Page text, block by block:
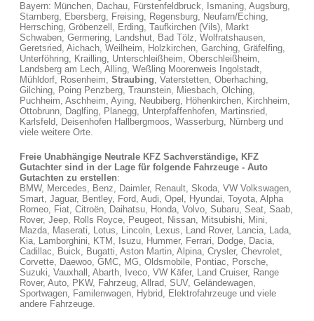
Bayern: München, Dachau, Fürstenfeldbruck, Ismaning, Augsburg,
Starnberg, Ebersberg, Freising, Regensburg, Neufarn/Eching,
Herrsching, Gröbenzell, Erding, Taufkirchen (Vils), Markt
Schwaben, Germering, Landshut, Bad Tölz, Wolfratshausen,
Geretsried, Aichach, Weilheim, Holzkirchen, Garching, Gräfelfing,
Unterföhring, Krailling, Unterschleißheim, Oberschleißheim,
Landsberg am Lech, Alling, Weßling Moorenweis Ingolstadt,
Mühldorf, Rosenheim, Straubing, Vaterstetten, Oberhaching,
Gilching, Poing Penzberg, Traunstein, Miesbach, Olching,
Puchheim, Aschheim, Aying, Neubiberg, Höhenkirchen, Kirchheim,
Ottobrunn, Daglfing, Planegg, Unterpfaffenhofen, Martinsried,
Karlsfeld, Deisenhofen Hallbergmoos, Wasserburg, Nürnberg und
viele weitere Orte.
Freie Unabhängige Neutrale KFZ Sachverständige, KFZ
Gutachter sind in der Lage für folgende Fahrzeuge - Auto
Gutachten zu erstellen:
BMW, Mercedes, Benz, Daimler, Renault, Skoda, VW Volkswagen,
Smart, Jaguar, Bentley, Ford, Audi, Opel, Hyundai, Toyota, Alpha
Romeo, Fiat, Citroën, Daihatsu, Honda, Volvo, Subaru, Seat, Saab,
Rover, Jeep, Rolls Royce, Peugeot, Nissan, Mitsubishi, Mini,
Mazda, Maserati, Lotus, Lincoln, Lexus, Land Rover, Lancia, Lada,
Kia, Lamborghini, KTM, Isuzu, Hummer, Ferrari, Dodge, Dacia,
Cadillac, Buick, Bugatti, Aston Martin, Alpina, Crysler, Chevrolet,
Corvette, Daewoo, GMC, MG, Oldsmobile, Pontiac, Porsche,
Suzuki, Vauxhall, Abarth, Iveco, VW Käfer, Land Cruiser, Range
Rover, Auto, PKW, Fahrzeug, Allrad, SUV, Geländewagen,
Sportwagen, Familenwagen, Hybrid, Elektrofahrzeuge und viele
andere Fahrzeuge.